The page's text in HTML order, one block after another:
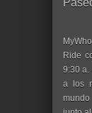
Ride
9:30 a.
a los